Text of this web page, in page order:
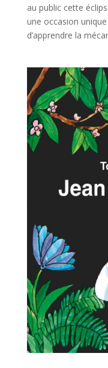
au public cette
une occasion
d’apprendre la